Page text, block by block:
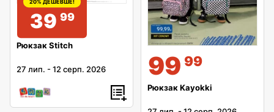
20% ДЕШЕВШЕ!
39 99
Рюкзак Stitch
27 лип. -12 серп. 2026 99 99
Рюкзак Kayokki